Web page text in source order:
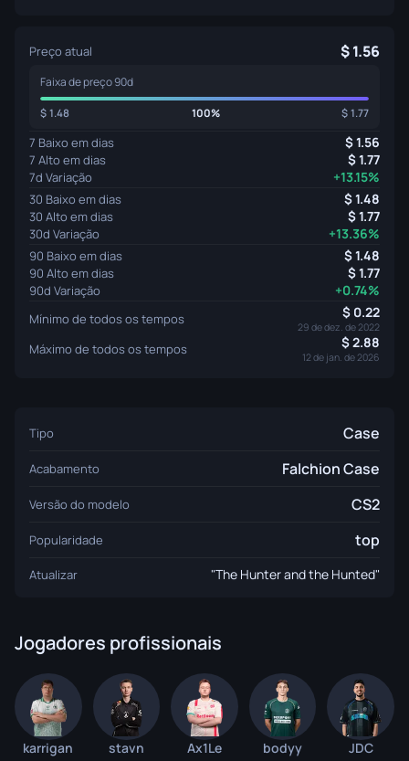
Preço atual 1.56
Faixa de preço 90d
1.48 100% 1.77
7 Baixo em dias 1.56
7 Alto em dias 1.77
7d Variação +13.15%
30 Baixo em dias 1.48
30 Alto em dias 1.77
30d Variação +13.36%
90 Baixo em dias 1.48
90 Alto em dias 1.77
90d Variação +0.74%
Mínimo de todos os tempos 0.22
29 de dez. de 2022
Máximo de todos os tempos 2.88
12 de jan. de 2026
Tipo Case
Acabamento Falchion Case
Versão do modelo CS2
Popularidade top
Atualizar "The Hunter and the Hunted"
Jogadores profissionais
karrigan stavn Ax1Le bodyy JDC